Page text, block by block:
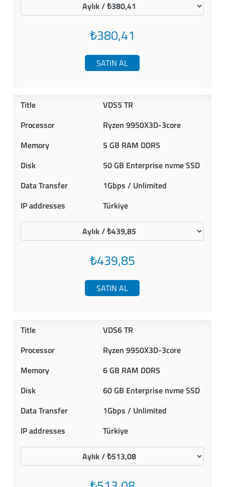
₺380,41
SATIN AL
VDS5 TR
Ryzen 9950X3D-3core
5 GB RAM DDR5
50 GB Enterprise nvme SSD
1Gbps / Unlimited
Türkiye
₺439,85
SATIN AL
VDS6 TR
Ryzen 9950X3D-3core
6 GB RAM DDR5
60 GB Enterprise nvme SSD
1Gbps / Unlimited
Türkiye